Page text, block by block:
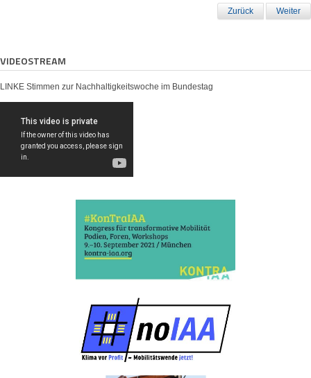
Zurück
Weiter
VIDEOSTREAM
LINKE Stimmen zur Nachhaltigkeitswoche im Bundestag